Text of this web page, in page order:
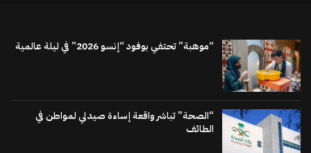
“موهبة” تحتفي بوفود “إنسو 2026” في ليلة عالمية
“الصحة” تباشر واقعة إساءة صيدلي لمواطن في
الطائف